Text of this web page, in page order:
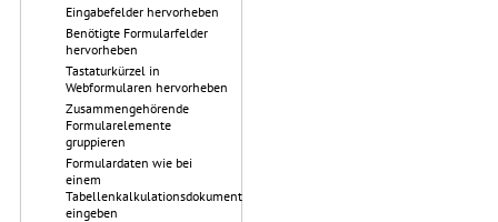
Eingabefelder hervorheben
Benötigte Formularfelder
hervorheben
Tastaturkürzel in
Webformularen hervorheben
Zusammengehörende
Formularelemente
gruppieren
Formulardaten wie bei
einem
Tabellenkalkulationsdokument
eingeben